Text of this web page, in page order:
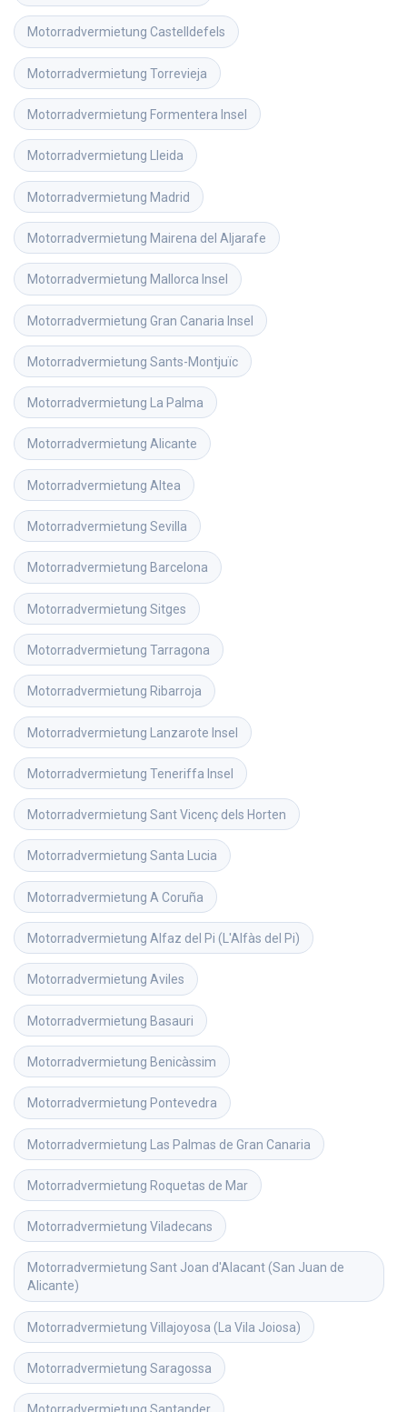
Motorradvermietung Castelldefels
Motorradvermietung Torrevieja
Motorradvermietung Formentera Insel
Motorradvermietung Lleida
Motorradvermietung Madrid
Motorradvermietung Mairena del Aljarafe
Motorradvermietung Mallorca Insel
Motorradvermietung Gran Canaria Insel
Motorradvermietung Sants-Montjuïc
Motorradvermietung La Palma
Motorradvermietung Alicante
Motorradvermietung Altea
Motorradvermietung Sevilla
Motorradvermietung Barcelona
Motorradvermietung Sitges
Motorradvermietung Tarragona
Motorradvermietung Ribarroja
Motorradvermietung Lanzarote Insel
Motorradvermietung Teneriffa Insel
Motorradvermietung Sant Vicenç dels Horten
Motorradvermietung Santa Lucia
Motorradvermietung A Coruña
Motorradvermietung Alfaz del Pi (L'Alfàs del Pi)
Motorradvermietung Aviles
Motorradvermietung Basauri
Motorradvermietung Benicàssim
Motorradvermietung Pontevedra
Motorradvermietung Las Palmas de Gran Canaria
Motorradvermietung Roquetas de Mar
Motorradvermietung Viladecans
Motorradvermietung Sant Joan d'Alacant (San Juan de
Alicante)
Motorradvermietung Villajoyosa (La Vila Joiosa)
Motorradvermietung Saragossa